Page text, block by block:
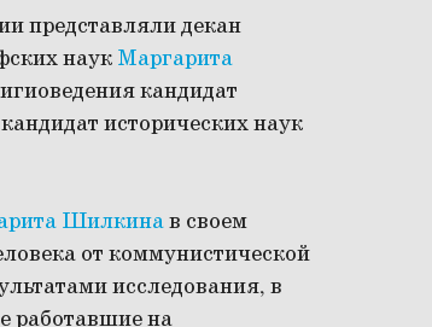
представляли декан
наук Маргарита
кандидат
исторических наук
Шилкинав своем
от коммунистической
исследования, в
работавшие на